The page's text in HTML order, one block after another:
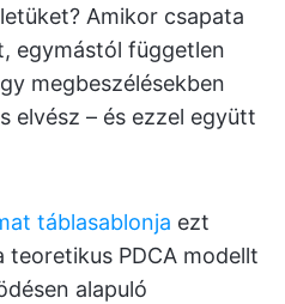
Amikor csapata
egymástól független
megbeszélésekben
elvész – és ezzel együtt
táblasablonja ezt
teoretikus PDCA modellt
alapuló